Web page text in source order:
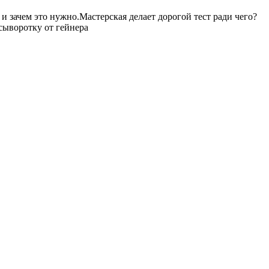
это нужно.Мастерская делает дорогой тест ради чего?
от гейнера